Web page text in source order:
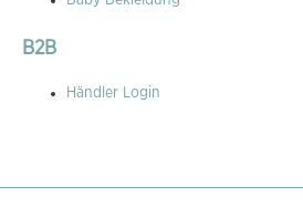
B2B
Händler Login